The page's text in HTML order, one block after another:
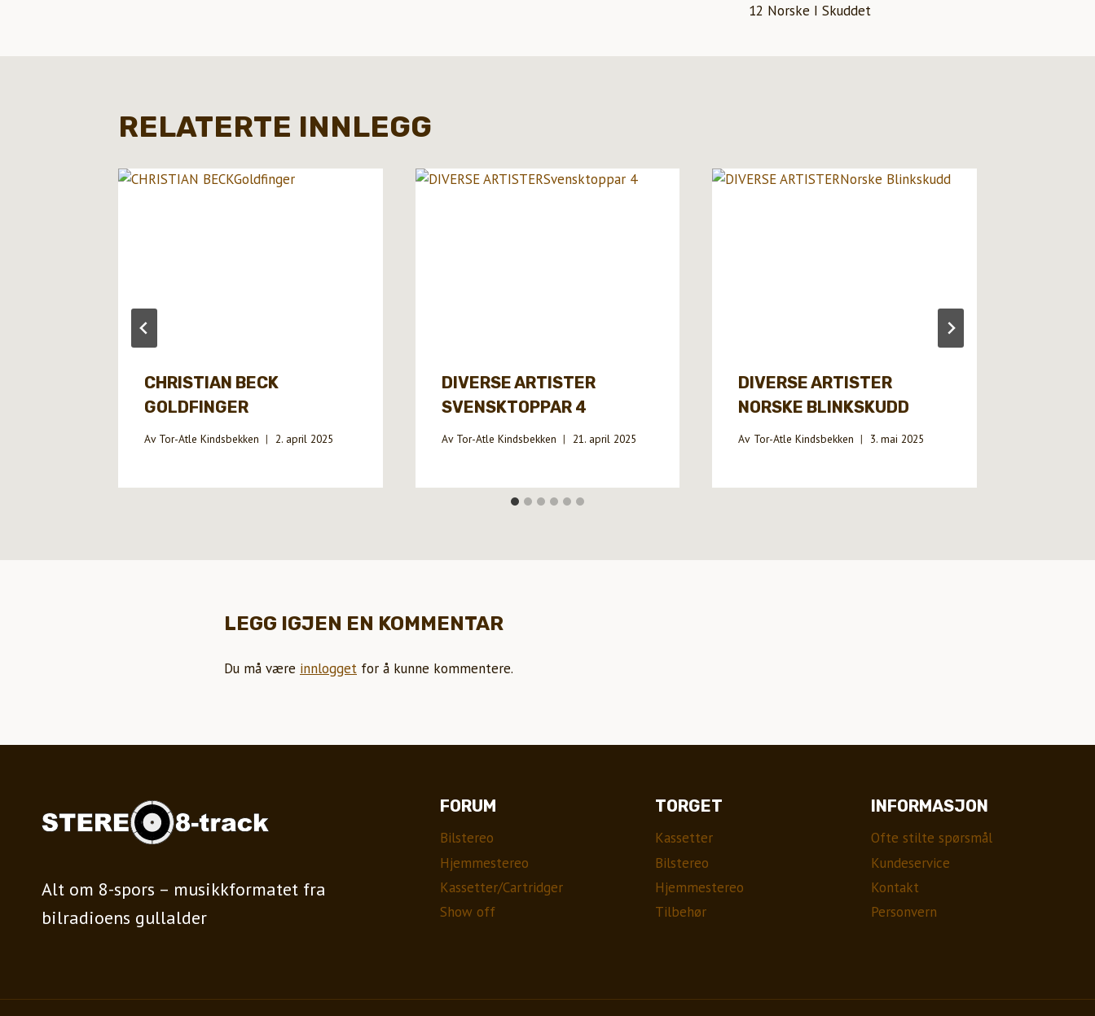
12 Norske I Skuddet
RELATERTE INNLEGG
CHRISTIAN BECK
GOLDFINGER
Av Tor-Atle Kindsbekken 2. april 2025
DIVERSE ARTISTER
SVENSKTOPPAR 4
Av Tor-Atle Kindsbekken 21. april 2025
DIVERSE ARTISTER
NORSKE BLINKSKUDD
Av Tor-Atle Kindsbekken 3. mai 2025
LEGG IGJEN EN KOMMENTAR
Du må være innlogget for å kunne kommentere.
Alt om 8-spors – musikkformatet fra
bilradioens gullalder
FORUM
Bilstereo
Hjemmestereo
Kassetter/Cartridger
Show off
TORGET
Kassetter
Bilstereo
Hjemmestereo
Tilbehør
INFORMASJON
Ofte stilte spørsmål
Kundeservice
Kontakt
Personvern